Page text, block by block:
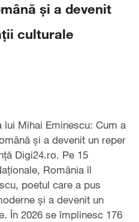
și a devenit
culturale
lui Mihai Eminescu: Cum a
și a devenit un reper
Digi24.ro. Pe 15
România îl
poetul care a pus
și a devenit un
În 2026 se împlinesc 176